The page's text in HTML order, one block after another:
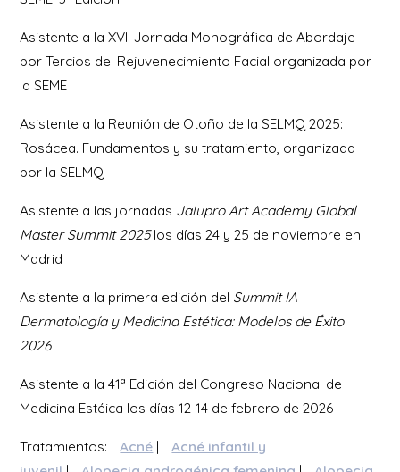
Asistente a la XVII Jornada Monográfica de Abordaje
por Tercios del Rejuvenecimiento Facial organizada por
la SEME
Asistente a la Reunión de Otoño de la SELMQ 2025:
Rosácea. Fundamentos y su tratamiento, organizada
por la SELMQ
Asistente a las jornadas Jalupro Art Academy Global
Master Summit 2025los días 24 y 25 de noviembre en
Madrid
Asistente a la primera edición del Summit IA
Dermatología y Medicina Estética: Modelos de Éxito
2026
Asistente a la 41ª Edición del Congreso Nacional de
Medicina Estéica los días 12-14 de febrero de 2026
Tratamientos: Acné |
Acné infantil y